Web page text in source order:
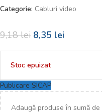
Categorie: Cabluri video
9,18lei 8,35 lei
Stoc epuizat
Publicare SICAP
Adaugă produse în sumă de